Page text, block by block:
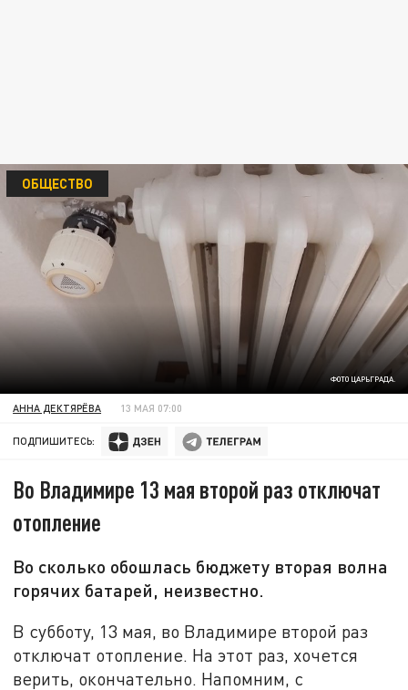
ФОТО ЦАРЬГРАДА.
ОБЩЕСТВО
АННА ДЕКТЯРЁВА 13 МАЯ 07:00
ПОДПИШИТЕСЬ:
Во Владимире 13 мая второй раз отключат
отопление
Во сколько обошлась бюджету вторая волна
горячих батарей, неизвестно.
В субботу, 13 мая, во Владимире второй раз
отключат отопление. На этот раз, хочется
верить, окончательно. Напомним, с